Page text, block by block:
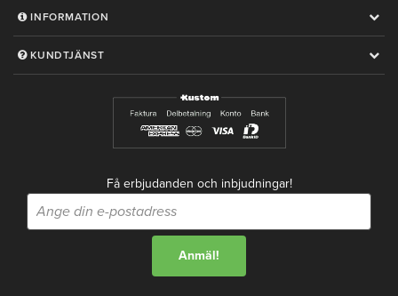
INFORMATION
KUNDTJÄNST
Få erbjudanden och inbjudningar!